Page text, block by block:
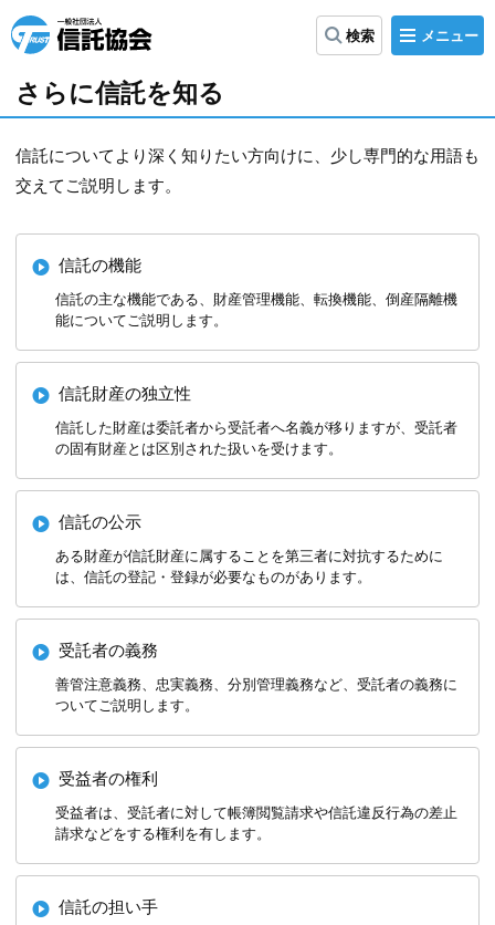
託
協
会
検索
メ
さらに信託を知る
信託についてより深く知りたい方向けに、少し専門的な用語も
交えてご説明します。
信託の機能
信託の主な機能である、財産管理機能、転換機能、倒産隔離機
能についてご説明します。
信託財産の独立性
信託した財産は委託者から受託者へ名義が移りますが、受託者
の固有財産とは区別された扱いを受けます。
信託の公示
ある財産が信託財産に属することを第三者に対抗するために
は、信託の登記・登録が必要なものがあります。
受託者の義務
善管注意義務、忠実義務、分別管理義務など、受託者の義務に
ついてご説明します。
受益者の権利
受益者は、受託者に対して帳簿閲覧請求や信託違反行為の差止
請求などをする権利を有します。
信託の担い手